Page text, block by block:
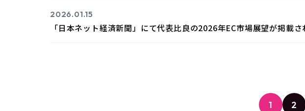
2026.01.15
「日本ネット経済新聞」にて代表比良の2026年EC市場展望が掲載さ
1 2